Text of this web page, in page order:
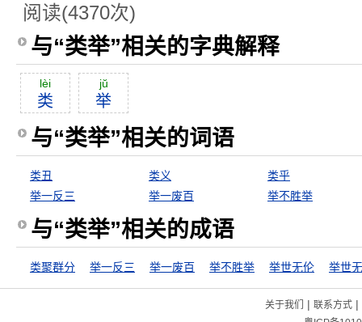
阅读(4370次)
与“类举”相关的字典解释
lèi
类
jŭ
举
与“类举”相关的词语
类丑 类义
类乎
举一反三
举一废百 举不胜举
与“类举”相关的成语
类聚群分 举一反三 举一废百 举不胜举 举世无伦 举世
关于我们 | 联系方式|